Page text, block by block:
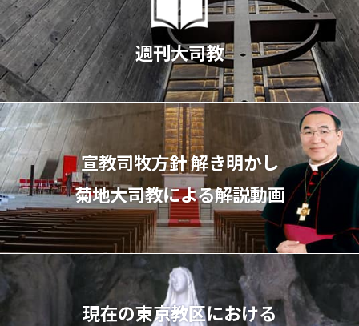
週刊大司教
宣教司牧⽅針 解き明かし
菊地⼤司教による解説動画
現在の東京教区における